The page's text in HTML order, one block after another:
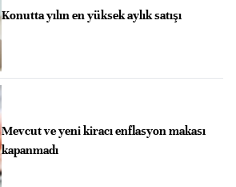
Konutta yılın en yüksek aylık satışı
Mevcut ve yeni kiracı enflasyon makası
kapanmadı